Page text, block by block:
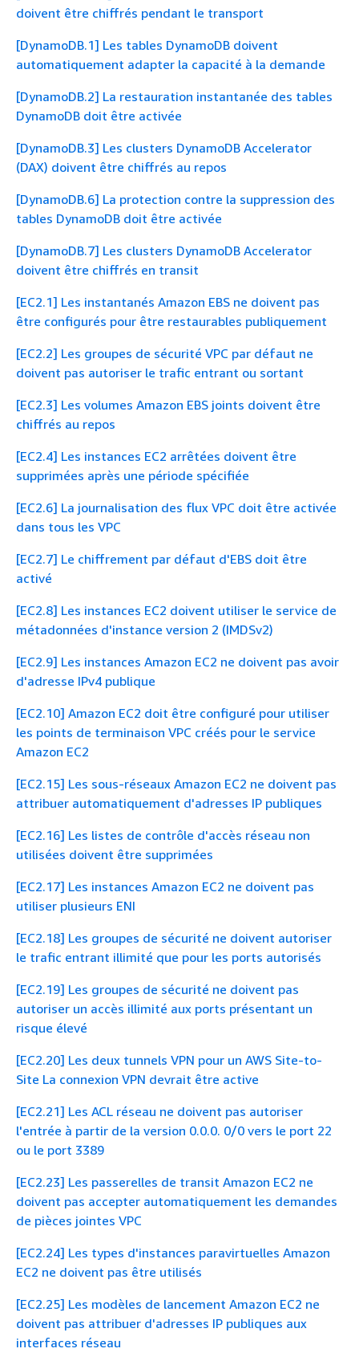
doivent être chiffrés pendant le transport
[DynamoDB.1] Les tables DynamoDB doivent
automatiquement adapter la capacité à la demande
[DynamoDB.2] La restauration instantanée des tables
DynamoDB doit être activée
[DynamoDB.3] Les clusters DynamoDB Accelerator
(DAX) doivent être chiffrés au repos
[DynamoDB.6] La protection contre la suppression des
tables DynamoDB doit être activée
[DynamoDB.7] Les clusters DynamoDB Accelerator
doivent être chiffrés en transit
[EC2.1] Les instantanés Amazon EBS ne doivent pas
être configurés pour être restaurables publiquement
[EC2.2] Les groupes de sécurité VPC par défaut ne
doivent pas autoriser le trafic entrant ou sortant
[EC2.3] Les volumes Amazon EBS joints doivent être
chiffrés au repos
[EC2.4] Les instances EC2 arrêtées doivent être
supprimées après une période spécifiée
[EC2.6] La journalisation des flux VPC doit être activée
dans tous les VPC
[EC2.7] Le chiffrement par défaut d'EBS doit être
activé
[EC2.8] Les instances EC2 doivent utiliser le service de
métadonnées d'instance version 2 (IMDSv2)
[EC2.9] Les instances Amazon EC2 ne doivent pas avoir
d'adresse IPv4 publique
[EC2.10] Amazon EC2 doit être configuré pour utiliser
les points de terminaison VPC créés pour le service
Amazon EC2
[EC2.15] Les sous-réseaux Amazon EC2 ne doivent pas
attribuer automatiquement d'adresses IP publiques
[EC2.16] Les listes de contrôle d'accès réseau non
utilisées doivent être supprimées
[EC2.17] Les instances Amazon EC2 ne doivent pas
utiliser plusieurs ENI
[EC2.18] Les groupes de sécurité ne doivent autoriser
le trafic entrant illimité que pour les ports autorisés
[EC2.19] Les groupes de sécurité ne doivent pas
autoriser un accès illimité aux ports présentant un
risque élevé
[EC2.20] Les deux tunnels VPN pour un AWS Site-to-
Site La connexion VPN devrait être active
[EC2.21] Les ACL réseau ne doivent pas autoriser
l'entrée à partir de la version 0.0.0. 0/0 vers le port 22
ou le port 3389
[EC2.23] Les passerelles de transit Amazon EC2 ne
doivent pas accepter automatiquement les demandes
de pièces jointes VPC
[EC2.24] Les types d'instances paravirtuelles Amazon
EC2 ne doivent pas être utilisés
[EC2.25] Les modèles de lancement Amazon EC2 ne
doivent pas attribuer d'adresses IP publiques aux
interfaces réseau